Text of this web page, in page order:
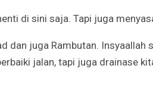
di sini saja. Tapi juga
dan juga Rambutan. Insyaallah
jalan, tapi juga drainase